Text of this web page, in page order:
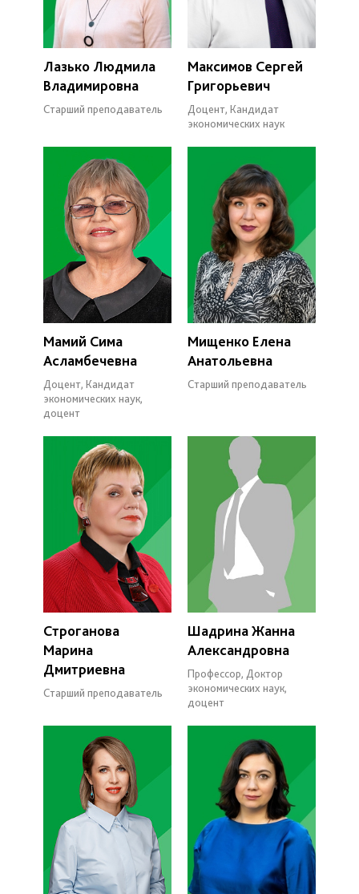
Лазько Людмила
Владимировна
Старший преподаватель
Максимов Сергей
Григорьевич
Доцент, Кандидат
экономических наук
Мамий Сима
Асламбечевна
Доцент, Кандидат
экономических наук,
доцент
Мищенко Елена
Анатольевна
Старший преподаватель
Строганова
Марина
Дмитриевна
Старший преподаватель
Шадрина Жанна
Александровна
Профессор, Доктор
экономических наук,
доцент